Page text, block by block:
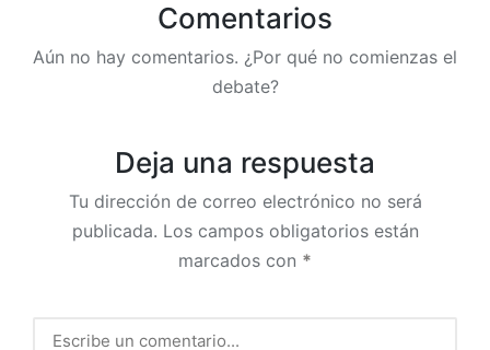
Comentarios
Aún no hay comentarios. ¿Por qué no comienzas el
debate?
Deja una respuesta
Tu dirección de correo electrónico no será
publicada. Los campos obligatorios están
marcados con *